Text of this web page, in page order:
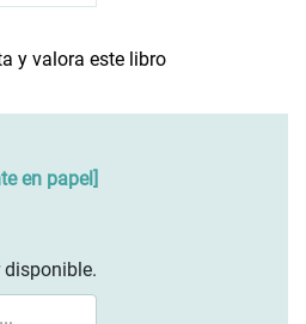
y valora este libro
en papel]
disponible.